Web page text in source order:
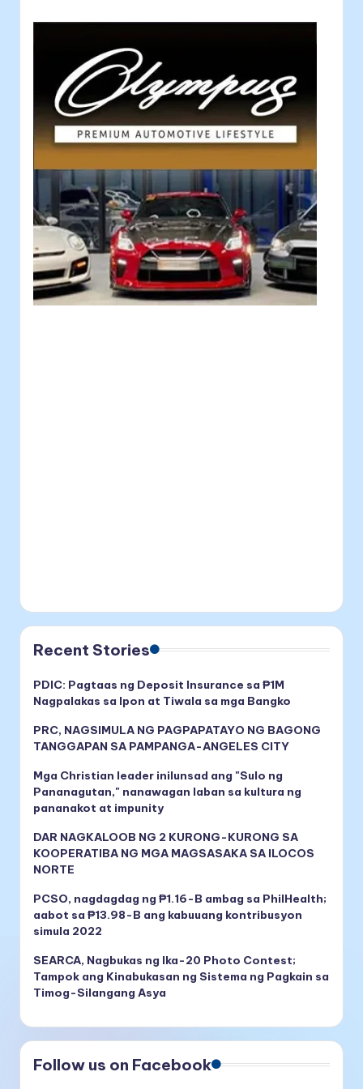
Recent Stories
PDIC: Pagtaas ng Deposit Insurance sa ₱1M
Nagpalakas sa Ipon at Tiwala sa mga Bangko
PRC, NAGSIMULA NG PAGPAPATAYO NG BAGONG
TANGGAPAN SA PAMPANGA-ANGELES CITY
Mga Christian leader inilunsad ang "Sulo ng
Pananagutan," nanawagan laban sa kultura ng
pananakot at impunity
DAR NAGKALOOB NG 2 KURONG-KURONG SA
KOOPERATIBA NG MGA MAGSASAKA SA ILOCOS
NORTE
PCSO, nagdagdag ng ₱1.16-B ambag sa PhilHealth;
aabot sa ₱13.98-B ang kabuuang kontribusyon
simula 2022
SEARCA, Nagbukas ng Ika-20 Photo Contest;
Tampok ang Kinabukasan ng Sistema ng Pagkain sa
Timog-Silangang Asya
Follow us on Facebook